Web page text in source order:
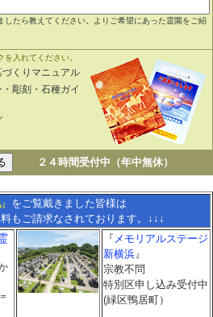
したら教えてください。よりご希望にあった霊園をご紹
入れてください。
くりマニュアル
彫刻・石種ガイ
２４時間受付中（年中無休）
』 をご覧戴きました皆様は
もご請求なされております。↓↓↓
『 メモリアルステージ
新横浜 』
宗教不問
特別区申し込み受付中
(緑区鴨居町）